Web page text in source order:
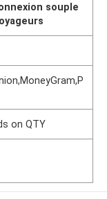
souple
on QTY